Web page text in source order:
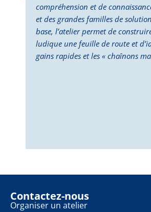
compréhension et de
et des grandes familles de
base, l’atelier permet de
ludique une feuille de route et
gains rapides et les « chaînons
Contactez-nous
Organiser un atelier